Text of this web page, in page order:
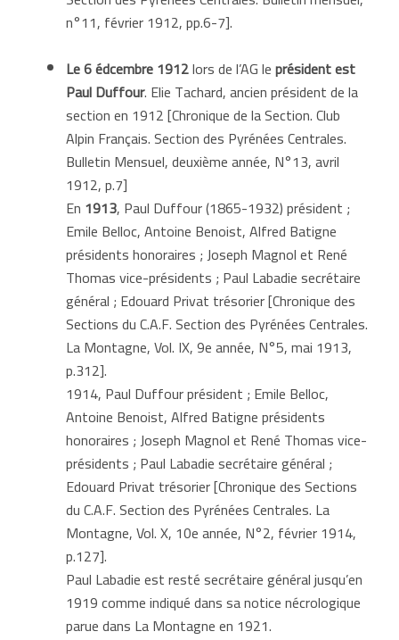
n°11, février 1912, pp.6-7].
Le 6 édcembre 1912lors de l’AG leprésident est
Paul Duffour. Elie Tachard, ancien président de la
section en 1912 [Chronique de la Section. Club
Alpin Français. Section des Pyrénées Centrales.
Bulletin Mensuel, deuxième année, N°13, avril
1912, p.7]
En 1913, Paul Duffour (1865-1932) président ;
Emile Belloc, Antoine Benoist, Alfred Batigne
présidents honoraires ; Joseph Magnol et René
Thomas vice-présidents ; Paul Labadie secrétaire
général ; Edouard Privat trésorier [Chronique des
Sections du C.A.F. Section des Pyrénées Centrales.
La Montagne, Vol. IX, 9e année, N°5, mai 1913,
p.312].
1914, Paul Duffour président ; Emile Belloc,
Antoine Benoist, Alfred Batigne présidents
honoraires ; Joseph Magnol et René Thomas vice-
présidents ; Paul Labadie secrétaire général ;
Edouard Privat trésorier [Chronique des Sections
du C.A.F. Section des Pyrénées Centrales. La
Montagne, Vol. X, 10e année, N°2, février 1914,
p.127].
Paul Labadie est resté secrétaire général jusqu’en
1919 comme indiqué dans sa notice nécrologique
parue dans La Montagne en 1921.